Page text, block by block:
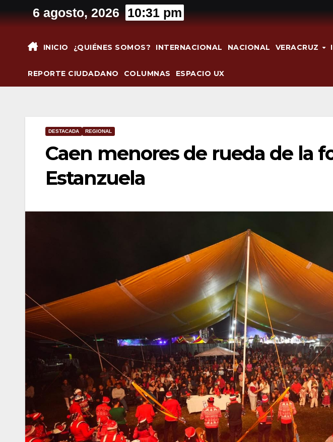
al
6 agosto, 2026 10:31 pm
INICIO ¿QUIÉNES SOMOS? INTERNACIONAL NACIONAL VERACRUZ
REPORTE CIUDADANO COLUMNAS ESPACIO UX
DESTACADA REGIONAL
Caen menores de rueda de la
Estanzuela